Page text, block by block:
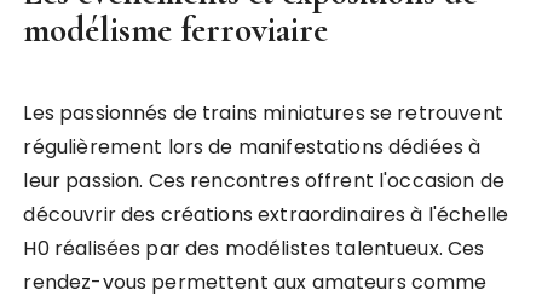
modélisme ferroviaire
Les passionnés de trains miniatures se retrouvent
régulièrement lors de manifestations dédiées à
leur passion. Ces rencontres offrent l'occasion de
découvrir des créations extraordinaires à l'échelle
H0 réalisées par des modélistes talentueux. Ces
rendez-vous permettent aux amateurs comme